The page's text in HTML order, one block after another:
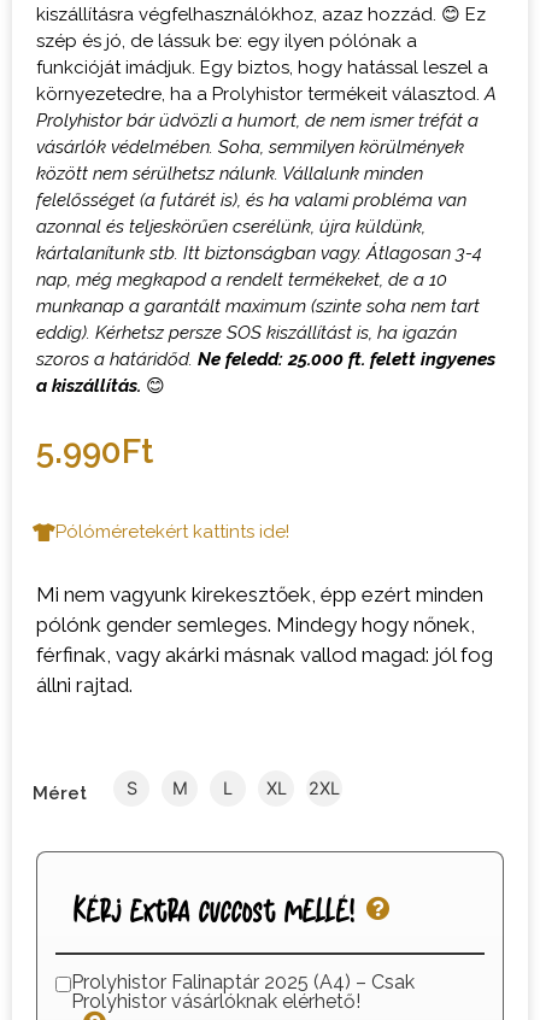
kiszállításra végfelhasználókhoz, azaz hozzád. 😊 Ez
szép és jó, de lássuk be: egy ilyen pólónak a
funkcióját imádjuk. Egy biztos, hogy hatással leszel a
környezetedre, ha a Prolyhistor termékeit választod.A
Prolyhistor bár üdvözli a humort, de nem ismer tréfát a
vásárlók védelmében. Soha, semmilyen körülmények
között nem sérülhetsz nálunk. Vállalunk minden
felelősséget (a futárét is), és ha valami probléma van
azonnal és teljeskörűen cserélünk, újra küldünk,
kártalanítunk stb. Itt biztonságban vagy.Átlagosan 3-4
nap, még megkapod a rendelt termékeket, de a 10
munkanap a garantált maximum (szinte soha nem tart
eddig). Kérhetsz persze SOS kiszállítást is, ha igazán
szoros a határidőd. Ne feledd: 25.000 ft. felett ingyenes
a kiszállítás. 😊
5.990Ft
Pólóméretekért kattints ide!
Mi nem vagyunk kirekesztőek, épp ezért minden
pólónk gender semleges. Mindegy hogy nőnek,
férfinak, vagy akárki másnak vallod magad: jól fog
állni rajtad.
Méret S M L XL 2XL
Kérj extra cuccost mellé!
Prolyhistor Falinaptár 2025 (A4) – Csak
Prolyhistor vásárlóknak elérhető!